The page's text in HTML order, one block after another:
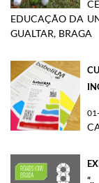
EDUCAÇÃO DA
GUALTAR, BRAGA
“..